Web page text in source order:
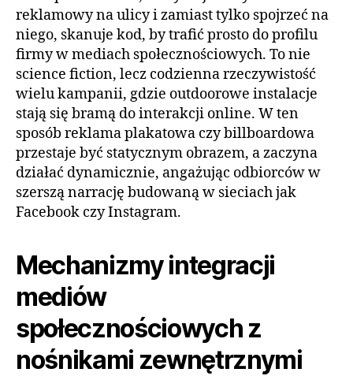
reklamowy na ulicy i zamiast tylko spojrzeć na
niego, skanuje kod, by trafić prosto do profilu
firmy w mediach społecznościowych. To nie
science fiction, lecz codzienna rzeczywistość
wielu kampanii, gdzie outdoorowe instalacje
stają się bramą do interakcji online. W ten
sposób reklama plakatowa czy billboardowa
przestaje być statycznym obrazem, a zaczyna
działać dynamicznie, angażując odbiorców w
szerszą narrację budowaną w sieciach jak
Facebook czy Instagram.
Mechanizmy integracji
mediów
społecznościowych z
nośnikami zewnętrznymi